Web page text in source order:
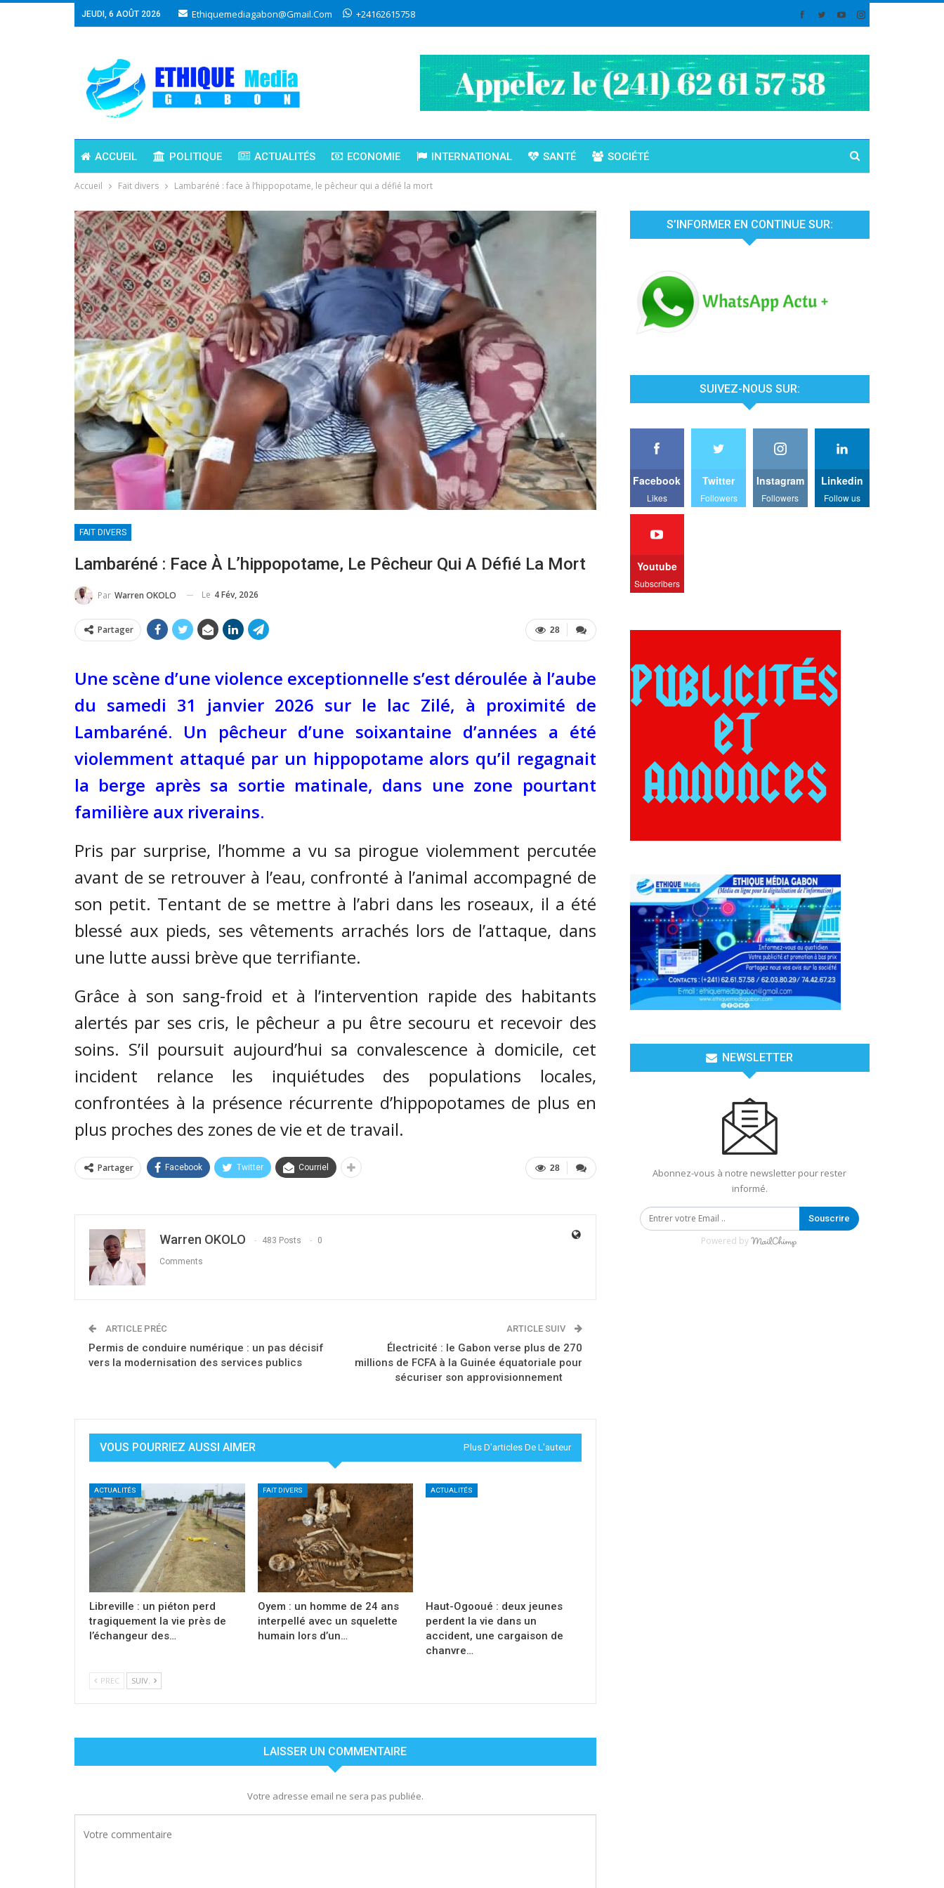
JEUDI, 6 AOÛT 2026 Ethiquemediagabon@gmail.com +24162615758
ACCUEIL POLITIQUE ACTUALITÉS ECONOMIE INTERNATIONAL SANTÉ SOCIÉTÉ
Accueil Fait divers Lambaréné : face à l’hippopotame, le pêcheur qui a défié la mort
FAIT DIVERS
Lambaréné : Face À L’hippopotame, Le Pêcheur Qui A Défié La Mort
Par Warren OKOLO Le 4 Fév, 2026
28
Partager
Une scène d’une violence exceptionnelle s’est déroulée à l’aube
du samedi 31 janvier 2026 sur le lac Zilé, à proximité de
Lambaréné. Un pêcheur d’une soixantaine d’années a été
violemment attaqué par un hippopotame alors qu’il regagnait
la berge après sa sortie matinale, dans une zone pourtant
familière aux riverains.
Pris par surprise, l’homme a vu sa pirogue violemment percutée
avant de se retrouver à l’eau, confronté à l’animal accompagné de
son petit. Tentant de se mettre à l’abri dans les roseaux, il a été
blessé aux pieds, ses vêtements arrachés lors de l’attaque, dans
une lutte aussi brève que terrifiante.
Grâce à son sang-froid et à l’intervention rapide des habitants
alertés par ses cris, le pêcheur a pu être secouru et recevoir des
soins. S’il poursuit aujourd’hui sa convalescence à domicile, cet
incident relance les inquiétudes des populations locales,
confrontées à la présence récurrente d’hippopotames de plus en
plus proches des zones de vie et de travail.
28
Partager Facebook Twitter Courriel
Warren OKOLO 483 Posts 0
Comments
ARTICLE PRÉC
Permis de conduire numérique : un pas décisif
vers la modernisation des services publics
ARTICLE SUIV
Électricité : le Gabon verse plus de 270
millions de FCFA à la Guinée équatoriale pour
sécuriser son approvisionnement
VOUS POURRIEZ AUSSI AIMER Plus D'articles De L'auteur
ACTUALITÉS
Libreville : un piéton perd
tragiquement la vie près de
l’échangeur des…
FAIT DIVERS
Oyem : un homme de 24 ans
interpellé avec un squelette
humain lors d’un…
ACTUALITÉS
Haut-Ogooué : deux jeunes
perdent la vie dans un
accident, une cargaison de
chanvre…
PREC SUIV.
LAISSER UN COMMENTAIRE
Votre adresse email ne sera pas publiée.
S’INFORMER EN CONTINUE SUR:
SUIVEZ-NOUS SUR:
Facebook
Likes
Twitter
Followers
Instagram
Followers
Linkedin
Follow us
Youtube
Subscribers
NEWSLETTER
Abonnez-vous à notre newsletter pour rester
informé.
Souscrire
Powered by